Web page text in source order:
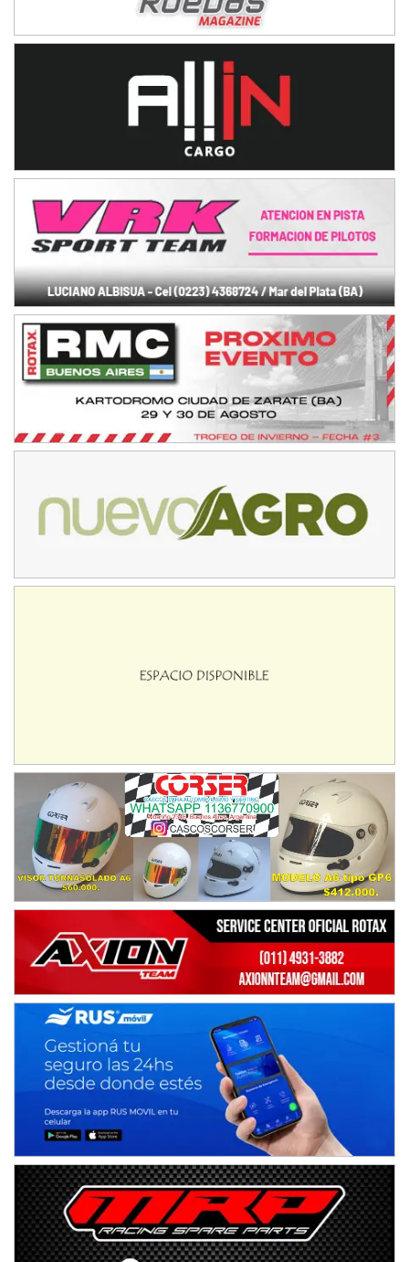
Ciudad de Avellaneda (Asfalto)
SUR SANTAFESINO - F4
Juan Navarro (Asfalto)
El Timbó (Tucumán)